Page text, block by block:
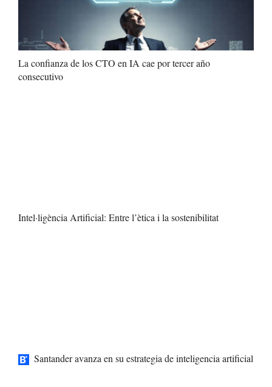
La confianza de los CTO en IA cae por tercer año
consecutivo
Intel·ligència Artificial: Entre l’ètica i la sostenibilitat
Santander avanza en su estrategia de inteligencia artificial